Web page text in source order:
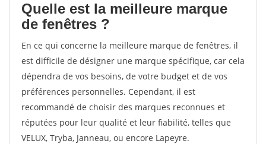
Quelle est la meilleure marque
de fenêtres ?
En ce qui concerne la meilleure marque de fenêtres, il
est difficile de désigner une marque spécifique, car cela
dépendra de vos besoins, de votre budget et de vos
préférences personnelles. Cependant, il est
recommandé de choisir des marques reconnues et
réputées pour leur qualité et leur fiabilité, telles que
VELUX, Tryba, Janneau, ou encore Lapeyre.